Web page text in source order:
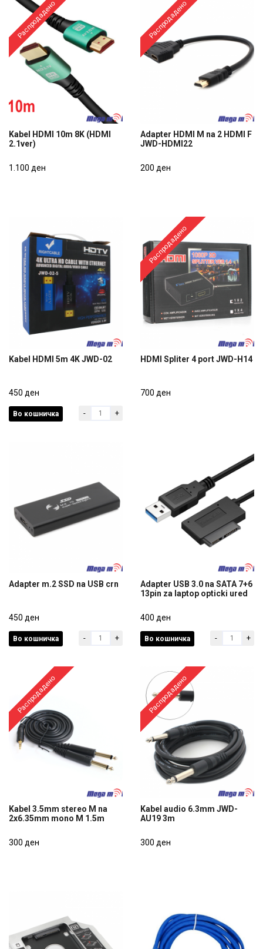
Распродадено
2.1ver)
Kabel HDMI 10m 8K (HDMI
2.1ver)
1.100 ден
Распродадено
JWD-HDMI22
Adapter HDMI M na 2 HDMI F
JWD-HDMI22
200 ден
450 ден
Kabel HDMI 5m 4K JWD-02
450 ден
Во кошничка - +
Распродадено
HDMI Spliter 4 port JWD-H14
700 ден
450 ден
Adapter m.2 SSD na USB crn
450 ден
Во кошничка - +
13pin za laptop opticki ured
400 ден
Adapter USB 3.0 na SATA 7+6
13pin za laptop opticki ured
400 ден
Во кошничка - +
Распродадено
2x6.35mm mono M 1.5m
Kabel 3.5mm stereo M na
2x6.35mm mono M 1.5m
300 ден
Распродадено
AU19 3m
Kabel audio 6.3mm JWD-
AU19 3m
300 ден